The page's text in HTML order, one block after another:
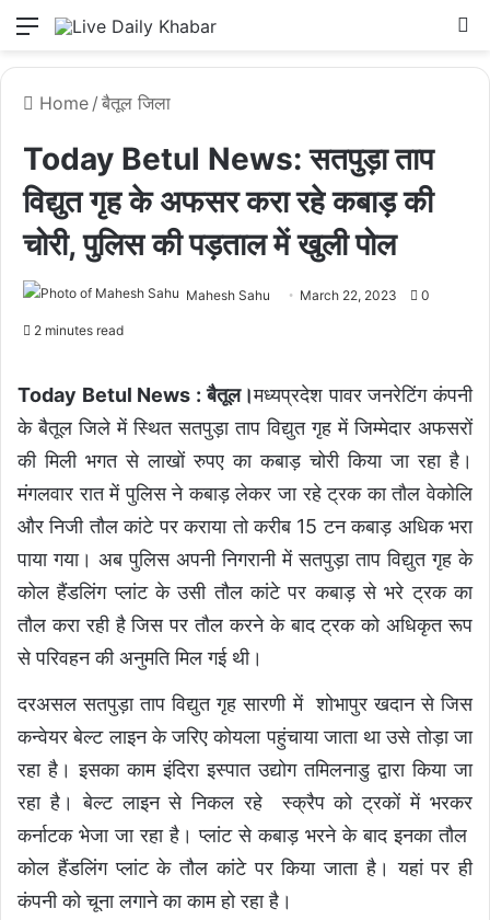
Menu
Home / बैतूल जिला
Today Betul News: सतपुड़ा ताप
विद्युत गृह के अफसर करा रहे कबाड़ की
चोरी, पुलिस की पड़ताल में खुली पोल
Mahesh Sahu March 22, 2023 0
2 minutes read
Today Betul News : बैतूल।मध्यप्रदेश पावर जनरेटिंग कंपनी
के बैतूल जिले में स्थित सतपुड़ा ताप विद्युत गृह में जिम्मेदार अफसरों
की मिली भगत से लाखों रुपए का कबाड़ चोरी किया जा रहा है।
मंगलवार रात में पुलिस ने कबाड़ लेकर जा रहे ट्रक का तौल वेकोलि
और निजी तौल कांटे पर कराया तो करीब 15 टन कबाड़ अधिक भरा
पाया गया। अब पुलिस अपनी निगरानी में सतपुड़ा ताप विद्युत गृह के
कोल हैंडलिंग प्लांट के उसी तौल कांटे पर कबाड़ से भरे ट्रक का
तौल करा रही है जिस पर तौल करने के बाद ट्रक को अधिकृत रूप
से परिवहन की अनुमति मिल गई थी।
दरअसल सतपुड़ा ताप विद्युत गृह सारणी में शोभापुर खदान से जिस
कन्वेयर बेल्ट लाइन के जरिए कोयला पहुंचाया जाता था उसे तोड़ा जा
रहा है। इसका काम इंदिरा इस्पात उद्योग तमिलनाडु द्वारा किया जा
रहा है। बेल्ट लाइन से निकल रहे स्क्रैप को ट्रकों में भरकर
कर्नाटक भेजा जा रहा है। प्लांट से कबाड़ भरने के बाद इनका तौल
कोल हैंडलिंग प्लांट के तौल कांटे पर किया जाता है। यहां पर ही
कंपनी को चूना लगाने का काम हो रहा है।